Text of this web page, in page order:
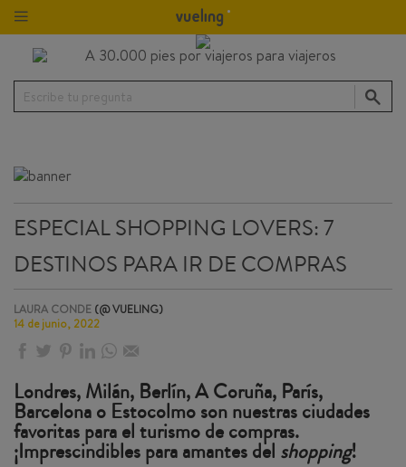
Escribe tu pregunta
ESPECIAL SHOPPING LOVERS: 7
DESTINOS PARA IR DE COMPRAS
LAURA CONDE (@ VUELING)
14 de junio, 2022
Londres, Milán, Berlín, A Coruña, París,
Barcelona o Estocolmo son nuestras ciudades
favoritas para el turismo de compras.
¡Imprescindibles para amantes del shopping!